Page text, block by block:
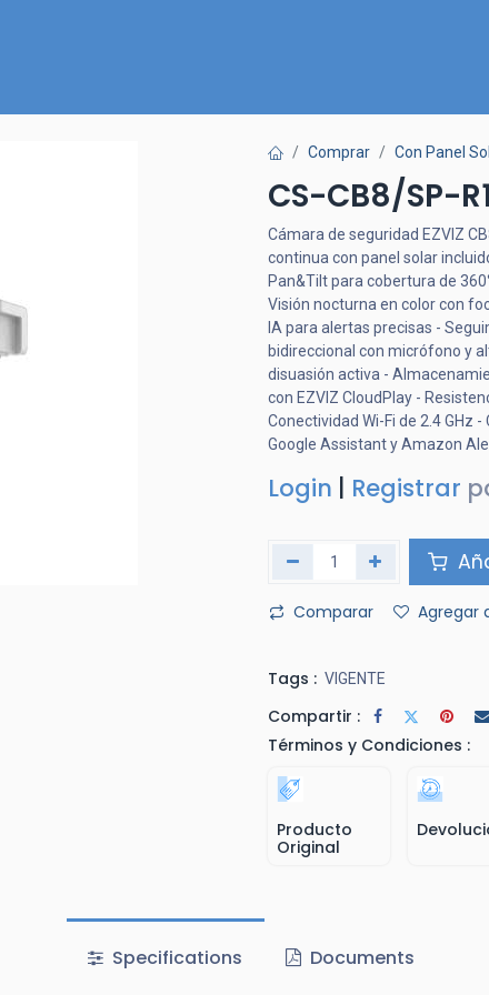
Comprar Con Panel
CS-CB8/SP-
Cámara de seguridad EZVIZ
continua con panel solar
Pan&Tilt para cobertura de
Visión nocturna en color con
IA para alertas precisas -
bidireccional con micrófono y
disuasión activa -
con EZVIZ CloudPlay -
Conectividad Wi-Fi de 2.4 GHz
Google Assistant y Amazon
Login Registrar
Comparar Agregar
Tags : VIGENTE
Compartir :
Términos y Condiciones :
Producto
Original
Specifications Documents